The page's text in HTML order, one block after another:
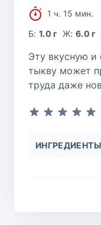
1 ч. 15 мин.
Б:1.0 г Ж: 6.0 г
Эту вкусную и
тыкву может
труда даже
ИНГРЕДИЕНТЫ